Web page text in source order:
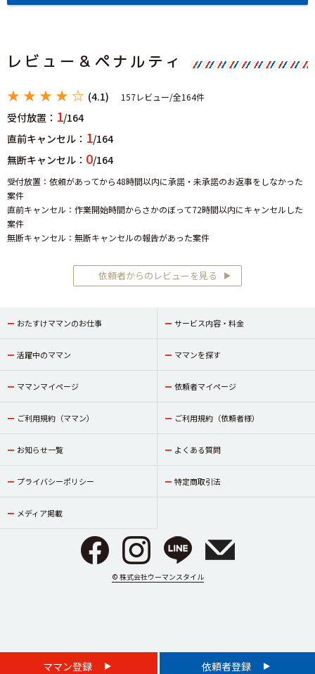
レビュー＆ペナルティ
★★★★☆ (4.1) 157レビュー/全164件
受付放置： 1/164
直前キャンセル： 1/164
無断キャンセル： 0/164
受付放置：依頼があってから48時間以内に承諾・未承諾のお返事をしなかった
案件
直前キャンセル：作業開始時間からさかのぼって72時間以内にキャンセルした
案件
無断キャンセル：無断キャンセルの報告があった案件
依頼者からのレビューを見る
ママン登録 依頼者登録
おたすけママンのお仕事 サービス内容・料金
活躍中のママン ママンを探す
ママンマイページ 依頼者マイページ
ご利用規約（ママン） ご利用規約（依頼者様）
お知らせ一覧 よくある質問
プライバシーポリシー 特定商取引法
メディア掲載
© 株式会社ウーマンスタイル